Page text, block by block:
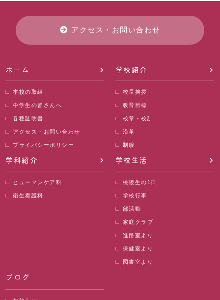
アクセス・お問い合わせ
ホーム
本校の取組
中学生の皆さんへ
各種証明書
アクセス・お問い合わせ
プライバシーポリシー
学校紹介
校長挨拶
教育目標
校章・校訓
沿革
制服
学科紹介
ヒューマンケア科
衛生看護科
学校生活
桃陵生の1日
学校行事
部活動
家庭クラブ
進路室より
保健室より
図書室より
ブログ